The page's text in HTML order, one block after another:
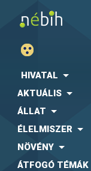
HIVATAL
AKTUÁLIS
ÁLLAT
ÉLELMISZER
NÖVÉNY
ÁTFOGÓ TÉMÁK